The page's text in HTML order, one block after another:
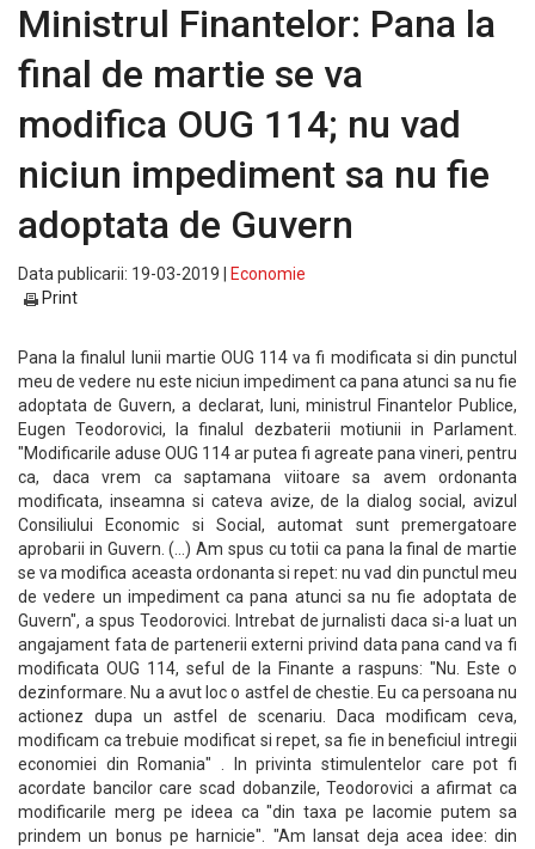
Ministrul Finantelor: Pana la
final de martie se va
modifica OUG 114; nu vad
niciun impediment sa nu fie
adoptata de Guvern
Data publicarii: 19-03-2019 |
Economie
Print
Pana la finalul lunii martie OUG 114 va fi modificata si din punctul
meu de vedere nu este niciun impediment ca pana atunci sa nu fie
adoptata de Guvern, a declarat, luni, ministrul Finantelor Publice,
Eugen Teodorovici, la finalul dezbaterii motiunii in Parlament.
"Modificarile aduse OUG 114 ar putea fi agreate pana vineri, pentru
ca, daca vrem ca saptamana viitoare sa avem ordonanta
modificata, inseamna si cateva avize, de la dialog social, avizul
Consiliului Economic si Social, automat sunt premergatoare
aprobarii in Guvern. (...) Am spus cu totii ca pana la final de martie
se va modifica aceasta ordonanta si repet: nu vad din punctul meu
de vedere un impediment ca pana atunci sa nu fie adoptata de
Guvern", a spus Teodorovici. Intrebat de jurnalisti daca si-a luat un
angajament fata de partenerii externi privind data pana cand va fi
modificata OUG 114, seful de la Finante a raspuns: "Nu. Este o
dezinformare. Nu a avut loc o astfel de chestie. Eu ca persoana nu
actionez dupa un astfel de scenariu. Daca modificam ceva,
modificam ca trebuie modificat si repet, sa fie in beneficiul intregii
economiei din Romania" . In privinta stimulentelor care pot fi
acordate bancilor care scad dobanzile, Teodorovici a afirmat ca
modificarile merg pe ideea ca "din taxa pe lacomie putem sa
prindem un bonus pe harnicie". "Am lansat deja acea idee: din